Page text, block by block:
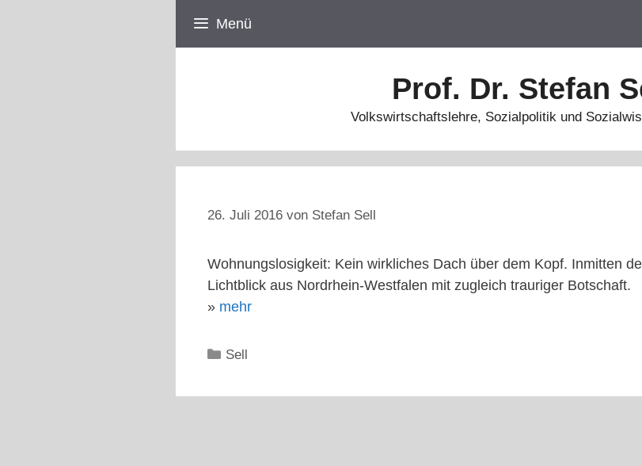
Menü
Prof. Dr. Stefan
Volkswirtschaftslehre, Sozialpolitik und
26. Juli 2016 von Stefan Sell
Wohnungslosigkeit: Kein wirkliches Dach über dem Kopf. Inmitten
Lichtblick aus Nordrhein-Westfalen mit zugleich trauriger Botschaft.
» mehr
Kategorien
Sell